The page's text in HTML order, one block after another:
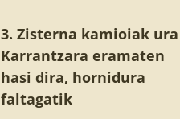
3. Zisterna kamioiak ura
Karrantzara eramaten
hasi dira, hornidura
faltagatik